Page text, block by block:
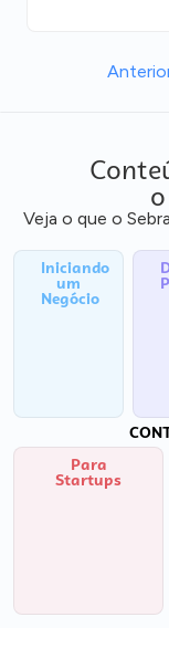
o
Veja o que o
Iniciando
um
Negócio
Para
Startups